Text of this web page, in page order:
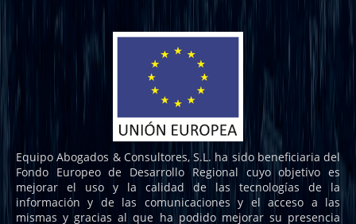
Equipo Abogados & Consultores, S.L. ha sido beneficiaria del
Fondo Europeo de Desarrollo Regional cuyo objetivo es
mejorar el uso y la calidad de las tecnologías de la
información y de las comunicaciones y el acceso a las
mismas y gracias al que ha podido mejorar su presencia